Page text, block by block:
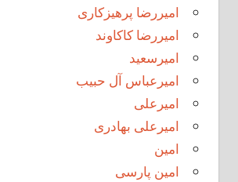
امیررضا پرهیزکاری
امیررضا کاکاوند
امیرسعید
امیرعباس آل حبیب
امیرعلی
امیرعلی بهادری
امین
امین پارسی